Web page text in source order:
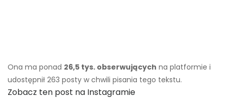
Ona ma ponad 26,5 tys. obserwujących na platformie i
udostępnił 263 posty w chwili pisania tego tekstu.
Zobacz ten post na Instagramie